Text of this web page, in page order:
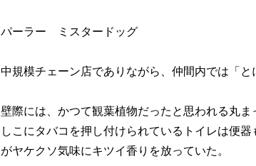
パーラー ミスタードッグ
中規模チェーン店でありながら、仲間内では「と
壁際には、かつて観葉植物だったと思われる丸
しこにタバコを押し付けられているトイレは便
がヤケクソ気味にキツイ香りを放っていた。